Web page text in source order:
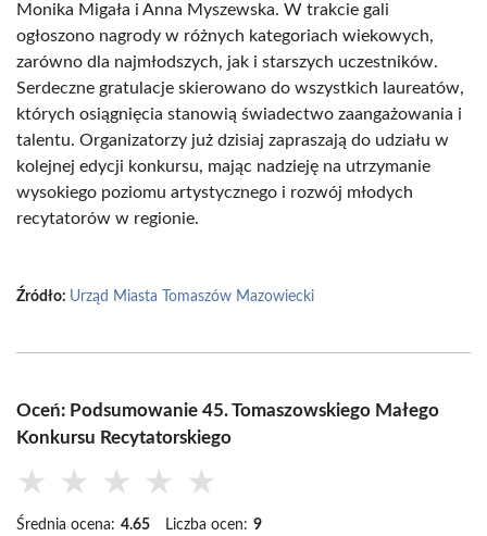
Monika Migała i Anna Myszewska. W trakcie gali
ogłoszono nagrody w różnych kategoriach wiekowych,
zarówno dla najmłodszych, jak i starszych uczestników.
Serdeczne gratulacje skierowano do wszystkich laureatów,
których osiągnięcia stanowią świadectwo zaangażowania i
talentu. Organizatorzy już dzisiaj zapraszają do udziału w
kolejnej edycji konkursu, mając nadzieję na utrzymanie
wysokiego poziomu artystycznego i rozwój młodych
recytatorów w regionie.
Źródło: Urząd Miasta Tomaszów Mazowiecki
Oceń: Podsumowanie 45. Tomaszowskiego Małego
Konkursu Recytatorskiego
★ ★ ★ ★ ★
Średnia ocena: 4.65 Liczba ocen: 9